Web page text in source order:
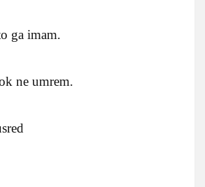
ga imam.
ne umrem.